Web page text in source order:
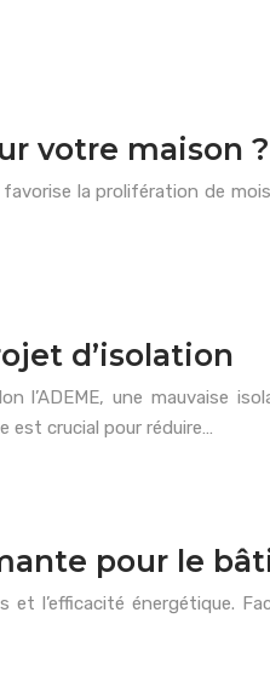
votre maison ?
la prolifération de
d’isolation
une mauvaise
crucial pour réduire…
pour le
l’efficacité énergétique.